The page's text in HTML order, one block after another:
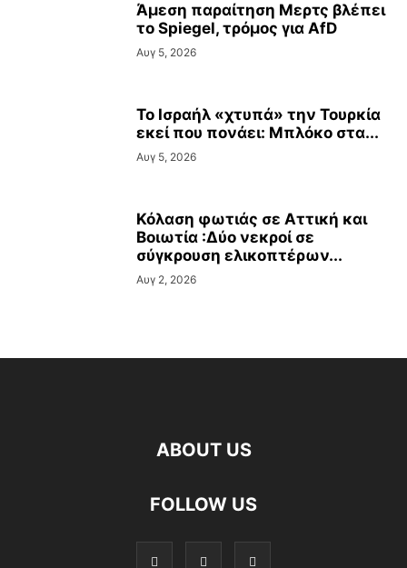
Άμεση παραίτηση Mερτς βλέπει
το Spiegel, τρόμος για AfD
Αυγ 5, 2026
Το Ισραήλ «χτυπά» την Τουρκία
εκεί που πονάει: Μπλόκο στα...
Αυγ 5, 2026
Κόλαση φωτιάς σε Αττική και
Βοιωτία :Δύο νεκροί σε
σύγκρουση ελικοπτέρων...
Αυγ 2, 2026
ABOUT US
FOLLOW US